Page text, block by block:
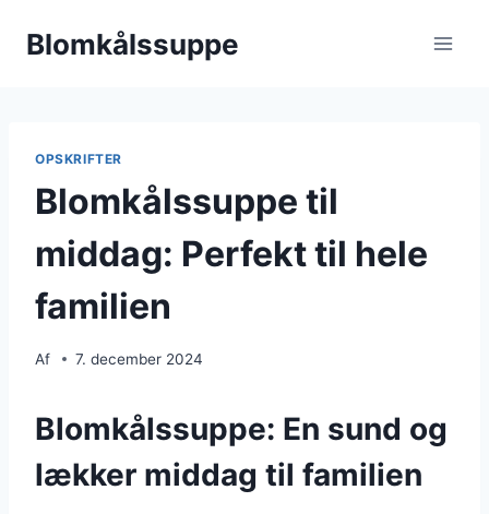
Blomkålssuppe
OPSKRIFTER
Blomkålssuppe til
middag: Perfekt til hele
familien
Af 7. december 2024
Blomkålssuppe: En sund og
lækker middag til familien